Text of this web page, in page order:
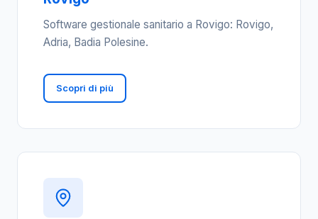
Software gestionale sanitario a Rovigo: Rovigo,
Adria, Badia Polesine.
Scopri di più